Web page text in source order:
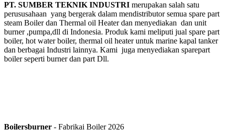
PT. SUMBER TEKNIK INDUSTRI merupakan salah satu
perususahaan yang bergerak dalam mendistributor semua spare part
steam Boiler dan Thermal oil Heater dan menyediakan dan unit
burner ,pumpa,dll di Indonesia. Produk kami meliputi jual spare part
boiler, hot water boiler, thermal oil heater untuk marine kapal tanker
dan berbagai Industri lainnya. Kami juga menyediakan sparepart
boiler seperti burner dan part Dll.
Boilersburner - Fabrikai Boiler 2026